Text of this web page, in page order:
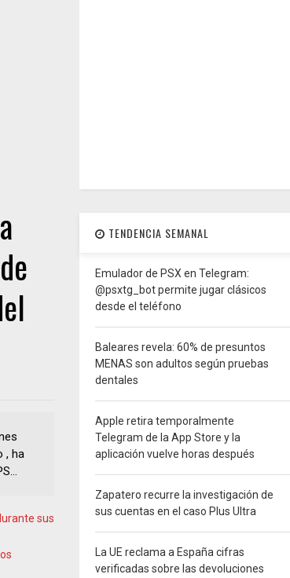
, ha
sus
TENDENCIA SEMANAL
Emulador de PSX en Telegram:
@psxtg_bot permite jugar clásicos
desde el teléfono
Baleares revela: 60% de presuntos
MENAS son adultos según pruebas
dentales
Apple retira temporalmente
Telegram de la App Store y la
aplicación vuelve horas después
Zapatero recurre la investigación de
sus cuentas en el caso Plus Ultra
La UE reclama a España cifras
verificadas sobre las devoluciones